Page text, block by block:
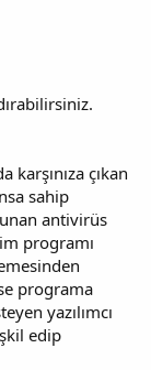
çıkan
sahip
antivirüs
programı
programa
yazılımcı
edip